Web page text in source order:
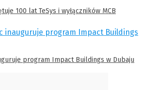
100 lat TeSys i wyłączników MCB
program Impact Buildings w Dubaju